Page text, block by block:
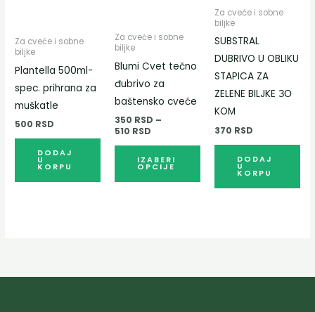
Za cveće i sobne
biljke
Plantella 500ml-
spec. prihrana za
muškatle
500 RSD
DODAJ
U
KORPU
Za cveće i sobne
biljke
Blumi Cvet tečno
đubrivo za
baštensko cveće
350 RSD –
510 RSD
IZABERI
OPCIJE
Опције
могу
бити
изабране
страници
производа.
Za cveće i sobne
biljke
SUBSTRAL
DUBRIVO U OBLIKU
STAPICA ZA
ZELENE BILJKE ЗО
KOM
370 RSD
DODAJ
U
KORPU